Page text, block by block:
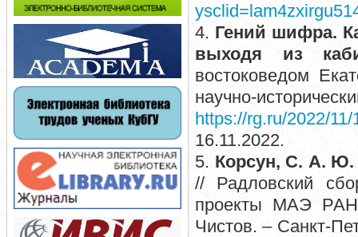
4. Гений шифра.
выходя из
востоковедом
научно-
https://rg.ru/2022/
16.11.2022.
5. Корсун, С. А. Ю.
// Радловский
проекты МАЭ РАН
Чистов. – Санкт-